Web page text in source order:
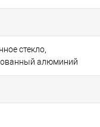
стекло,
алюминий